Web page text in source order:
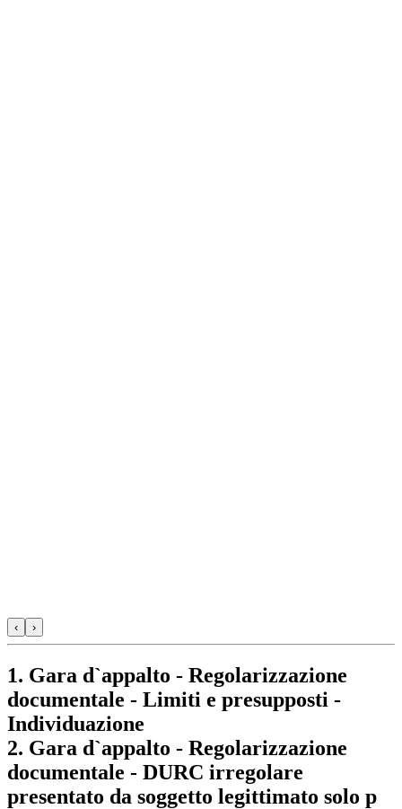
‹ ›
1. Gara d`appalto - Regolarizzazione
documentale - Limiti e presupposti -
Individuazione
2. Gara d`appalto - Regolarizzazione
documentale - DURC irregolare
presentato da soggetto legittimato solo p